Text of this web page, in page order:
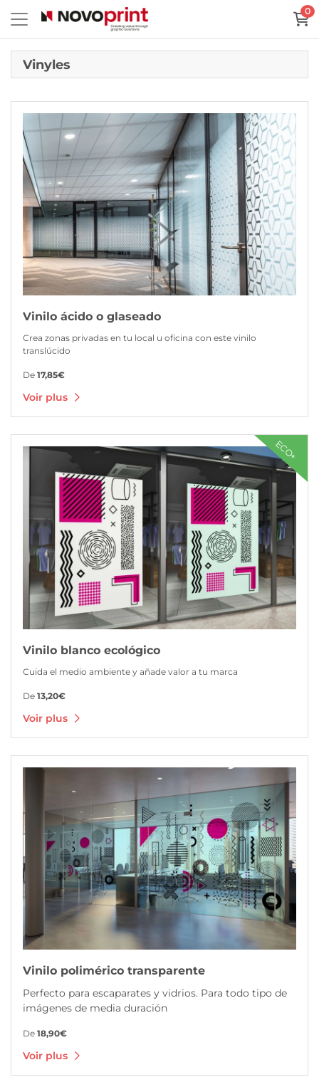
0
Vinyles
Vinilo ácido o glaseado
Crea zonas privadas en tu local u oficina con este vinilo
translúcido
De 17,85€
Voir plus
ECO+
Vinilo blanco ecológico
Cuida el medio ambiente y añade valor a tu marca
De 13,20€
Voir plus
Vinilo polimérico transparente
Perfecto para escaparates y vidrios. Para todo tipo de
imágenes de media duración
De 18,90€
Voir plus